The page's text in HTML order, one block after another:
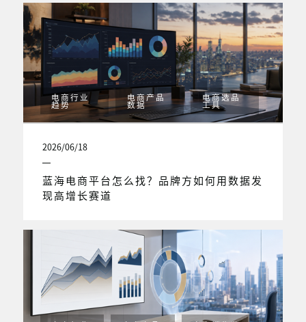
电商行业
趋势
电商产品
数据
电商选品
工具
2026/06/18
蓝海电商平台怎么找？品牌方如何用数据发
现高增长赛道